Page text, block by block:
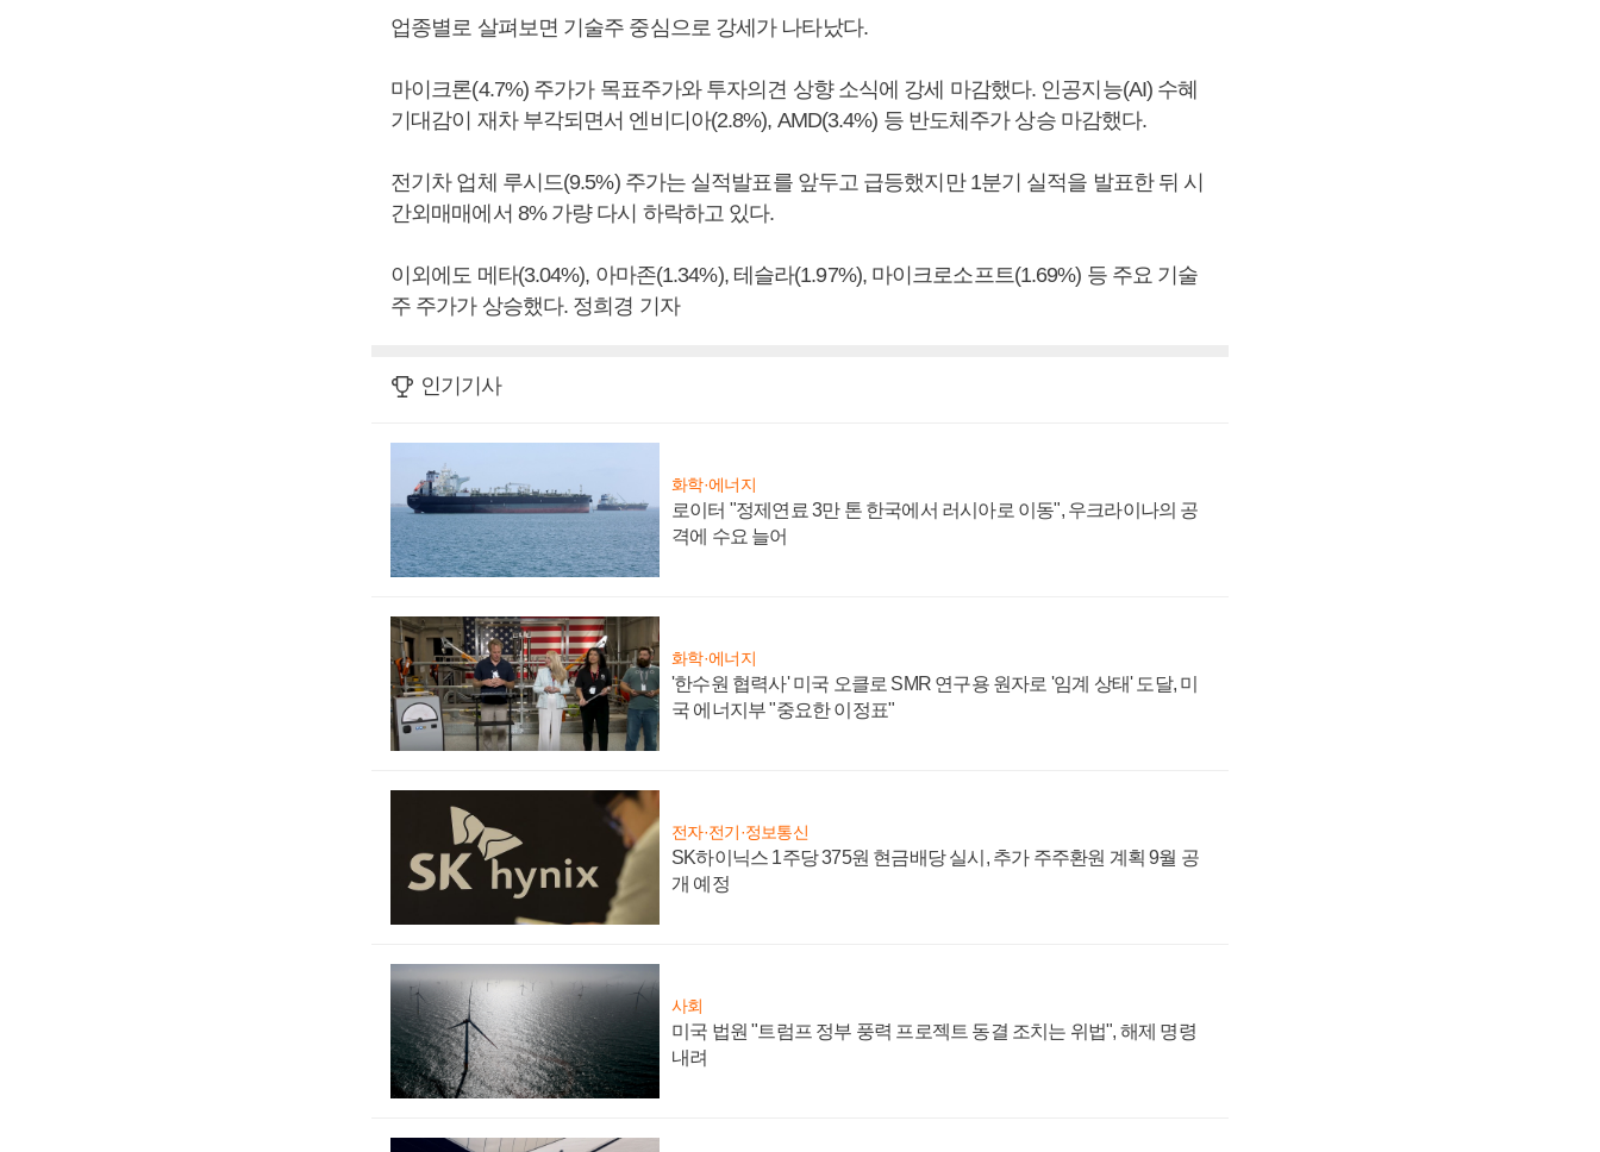
업종별로 살펴보면 기술주 중심으로 강세가 나타났다.
마이크론(4.7%) 주가가 목표주가와 투자의견 상향 소식에 강세 마감했다. 인공지능(AI) 수혜
기대감이 재차 부각되면서 엔비디아(2.8%), AMD(3.4%) 등 반도체주가 상승 마감했다.
전기차 업체 루시드(9.5%) 주가는 실적발표를 앞두고 급등했지만 1분기 실적을 발표한 뒤 시
간외매매에서 8% 가량 다시 하락하고 있다.
이외에도 메타(3.04%), 아마존(1.34%), 테슬라(1.97%), 마이크로소프트(1.69%) 등 주요 기술
주 주가가 상승했다. 정희경 기자
인기기사
화학·에너지
로이터 "정제연료 3만 톤 한국에서 러시아로 이동", 우크라이나의 공
격에 수요 늘어
화학·에너지
'한수원 협력사' 미국 오클로 SMR 연구용 원자로 '임계 상태' 도달, 미
국 에너지부 "중요한 이정표"
전자·전기·정보통신
SK하이닉스 1주당 375원 현금배당 실시, 추가 주주환원 계획 9월 공
개 예정
사회
미국 법원 "트럼프 정부 풍력 프로젝트 동결 조치는 위법", 해제 명령
내려